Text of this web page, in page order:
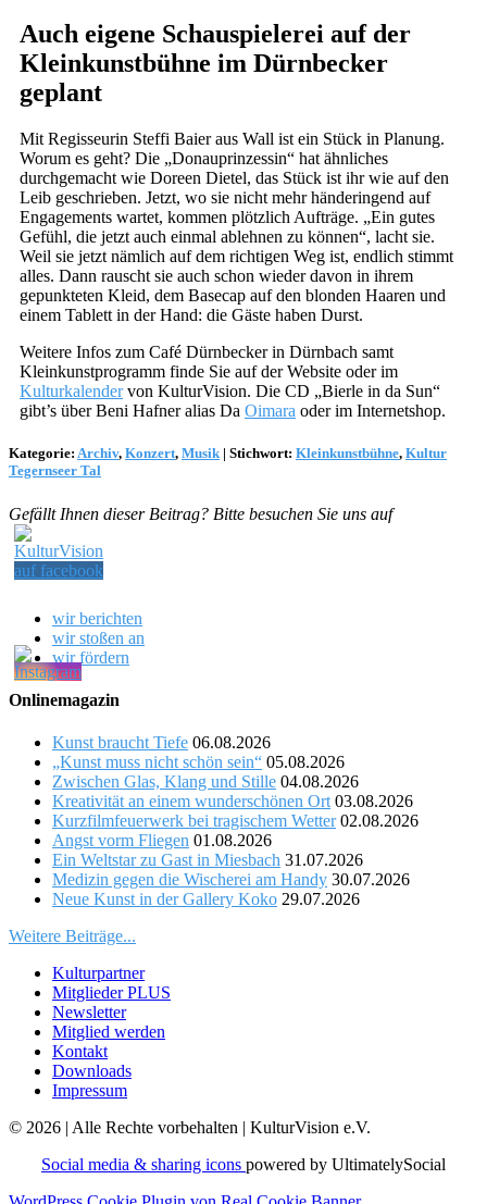
Auch eigene Schauspielerei auf der
Kleinkunstbühne im Dürnbecker
geplant
Mit Regisseurin Steffi Baier aus Wall ist ein Stück in Planung.
Worum es geht? Die „Donauprinzessin“ hat ähnliches
durchgemacht wie Doreen Dietel, das Stück ist ihr wie auf den
Leib geschrieben. Jetzt, wo sie nicht mehr händeringend auf
Engagements wartet, kommen plötzlich Aufträge. „Ein gutes
Gefühl, die jetzt auch einmal ablehnen zu können“, lacht sie.
Weil sie jetzt nämlich auf dem richtigen Weg ist, endlich stimmt
alles. Dann rauscht sie auch schon wieder davon in ihrem
gepunkteten Kleid, dem Basecap auf den blonden Haaren und
einem Tablett in der Hand: die Gäste haben Durst.
Weitere Infos zum Café Dürnbecker in Dürnbach samt
Kleinkunstprogramm finde Sie auf der Website oder im
Kulturkalendervon KulturVision. Die CD „Bierle in da Sun“
gibt’s über Beni Hafner alias Da Oimara oder im Internetshop.
Kategorie: Archiv, Konzert, Musik | Stichwort: Kleinkunstbühne, Kultur
Tegernseer Tal
Gefällt Ihnen dieser Beitrag? Bitte besuchen Sie uns auf
wir berichten
wir stoßen an
wir fördern
Onlinemagazin
Kunst braucht Tiefe 06.08.2026
„Kunst muss nicht schön sein“ 05.08.2026
Zwischen Glas, Klang und Stille 04.08.2026
Kreativität an einem wunderschönen Ort 03.08.2026
Kurzfilmfeuerwerk bei tragischem Wetter 02.08.2026
Angst vorm Fliegen 01.08.2026
Ein Weltstar zu Gast in Miesbach 31.07.2026
Medizin gegen die Wischerei am Handy 30.07.2026
Neue Kunst in der Gallery Koko 29.07.2026
Weitere Beiträge...
Kulturpartner
Mitglieder PLUS
Newsletter
Mitglied werden
Kontakt
Downloads
Impressum
© 2026 | Alle Rechte vorbehalten | KulturVision e.V.
Social media & sharing icons powered by UltimatelySocial